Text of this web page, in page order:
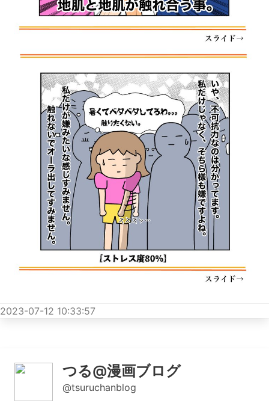
2023-07-12 10:33:57
つる@漫画ブログ
@tsuruchanblog